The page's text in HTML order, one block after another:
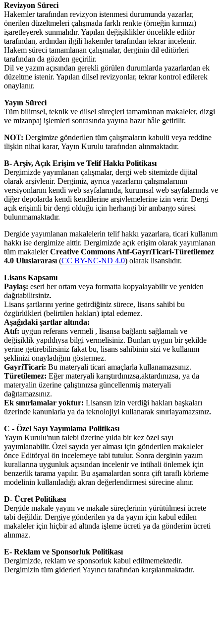
Revizyon Süreci
Hakemler tarafından revizyon istenmesi durumunda yazarlar,
önerilen düzeltmeleri çalışmada farklı renkte (örneğin kırmızı)
işaretleyerek sunmalıdır. Yapılan değişiklikler öncelikle editör
tarafından, ardından ilgili hakemler tarafından tekrar incelenir.
Hakem süreci tamamlanan çalışmalar, derginin dil editörleri
tarafından da gözden geçirilir.
Dil ve yazım açısından gerekli görülen durumlarda yazarlardan ek
düzeltme istenir. Yapılan dilsel revizyonlar, tekrar kontrol edilerek
onaylanır.
Yayın Süreci
Tüm bilimsel, teknik ve dilsel süreçleri tamamlanan makaleler, dizgi
ve mizanpaj işlemleri sonrasında yayına hazır hâle getirilir.
NOT: Dergimize gönderilen tüm çalışmaların kabulü veya reddine
ilişkin nihai karar, Yayın Kurulu tarafından alınmaktadır.
B- Arşiv, Açık Erişim ve Telif Hakkı Politikası
Dergimizde yayımlanan çalışmalar, dergi web sitemizde dijital
olarak arşivlenir. Dergimiz, ayrıca yazarların çalışmalarının
versiyonlarını kendi web sayfalarında, kurumsal web sayfalarında ve
diğer depolarda kendi kendilerine arşivlemelerine izin verir. Dergi
açık erişimli bir dergi olduğu için herhangi bir ambargo süresi
bulunmamaktadır.
Dergide yayımlanan makalelerin telif hakkı yazarlara, ticari kullanım
hakkı ise dergimize aittir. Dergimizde açık erişim olarak yayımlanan
tüm makalelerCreative Commons Atıf-GayrıTicari-Türetilemez
4.0 Uluslararası (CC BY-NC-ND 4.0) olarak lisanslıdır.
Lisans Kapsamı
Paylaş: eseri her ortam veya formatta kopyalayabilir ve yeniden
dağıtabilirsiniz.
Lisans şartlarını yerine getirdiğiniz sürece, lisans sahibi bu
özgürlükleri (belirtilen hakları) iptal edemez.
Aşağıdaki şartlar altında:
Atıf: uygun referans vermeli , lisansa bağlantı sağlamalı ve
değişiklik yapıldıysa bilgi vermelisiniz. Bunları uygun bir şekilde
yerine getirebilirsiniz fakat bu, lisans sahibinin sizi ve kullanım
şeklinizi onayladığını göstermez.
GayriTicari: Bu materyali ticari amaçlarla kullanamazsınız.
Türetilemez: Eğer materyali karıştırdınızsa,aktardınızsa, ya da
materyalin üzerine çalıştınızsa güncellenmiş materyali
dağıtamazsınız.
Ek sınırlamalar yoktur: Lisansın izin verdiği hakları başkaları
üzerinde kanunlarla ya da teknolojiyi kullanarak sınırlayamazsınız.
C - Özel Sayı Yayımlama Politikası
Yayın Kurulu'nun talebi üzerine yılda bir kez özel sayı
yayımlanabilir. Özel sayıda yer alması için gönderilen makaleler
önce Editöryal ön incelemeye tabi tutulur. Sonra derginin yazım
kurallarına uygunluk açısından incelenir ve intihali önlemek için
benzerlik tarama yapılır. Bu aşamalardan sonra çift taraflı körleme
modelinin kullanıladığı akran değerlendirmesi sürecine alınır.
D- Ücret Politikası
Dergide makale yayını ve makale süreçlerinin yürütülmesi ücrete
tabi değildir. Dergiye gönderilen ya da yayın için kabul edilen
makaleler için hiçbir ad altında işleme ücreti ya da gönderim ücreti
alınmaz.
E- Reklam ve Sponsorluk Politikası
Dergimizde, reklam ve sponsorluk kabul edilmemektedir.
Dergimizin tüm giderleri Yayıncı tarafından karşılanmaktadır.